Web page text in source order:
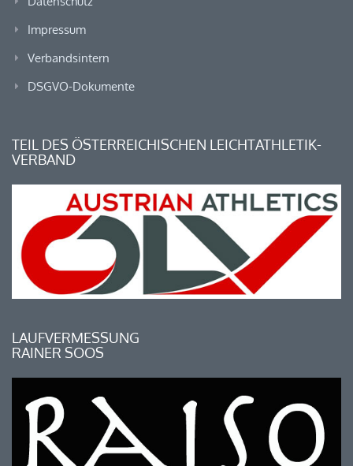
Impressum
Verbandsintern
DSGVO-Dokumente
TEIL DES ÖSTERREICHISCHEN LEICHTATHLETIK-
VERBAND
LAUFVERMESSUNG
RAINER SOOS